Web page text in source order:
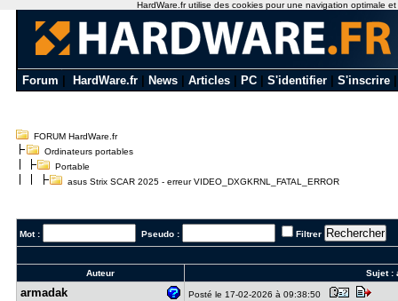
Forum HardWare.fr News Articles PC S'identifier S'inscrire
FORUM HardWare.fr
Ordinateurs portables
Portable
asus Strix SCAR 2025 - erreur VIDEO_DXGKRNL_FATAL_ERROR
Mot : Pseudo : Filtrer
Auteur Sujet :
armadak Posté le 17-02-2026 à 09:38:50
HardWare.fr utilise des cookies pour une navigation optimale